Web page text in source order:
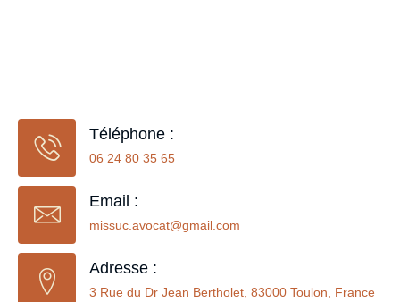
Téléphone :
06 24 80 35 65
Email :
missuc.avocat@gmail.com
Adresse :
3 Rue du Dr Jean Bertholet, 83000 Toulon, France